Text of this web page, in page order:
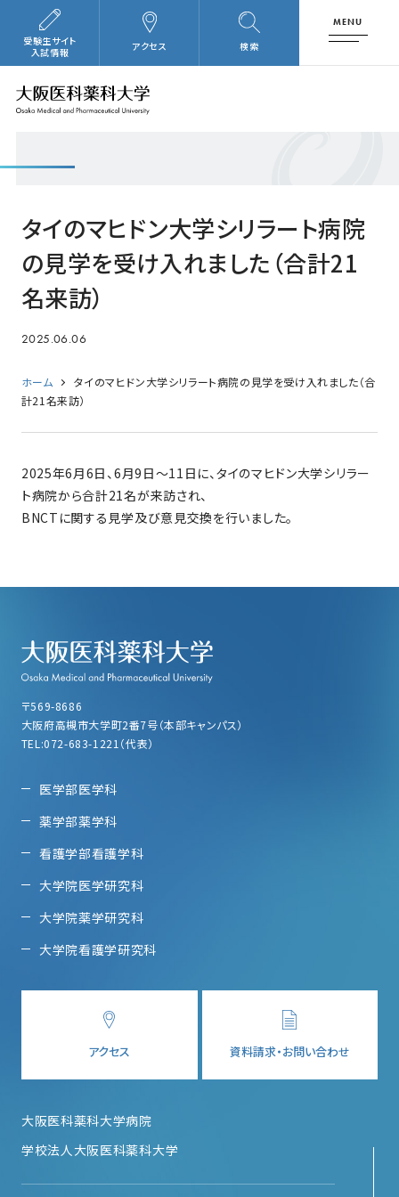
検索
アクセス
受験生サイト
入試情報
MENU
タイのマヒドン大学シリラート病院
の見学を受け入れました（合計21
名来訪）
2025.06.06
ホーム
タイのマヒドン大学シリラート病院の見学を受け入れました（合
計21名来訪）
2025年6月6日、6月9日～11日に、タイのマヒドン大学シリラー
ト病院から合計21名が来訪され、
BNCTに関する見学及び意見交換を行いました。
〒569-8686
大阪府高槻市大学町2番7号（本部キャンパス）
TEL:072-683-1221（代表）
医学部医学科
薬学部薬学科
看護学部看護学科
大学院医学研究科
大学院薬学研究科
大学院看護学研究科
アクセス 資料請求・お問い合わせ
大阪医科薬科大学病院
学校法人大阪医科薬科大学